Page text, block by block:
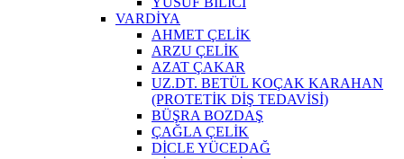
VARDİYA
AHMET ÇELİK
ARZU ÇELİK
AZAT ÇAKAR
UZ.DT. BETÜL KOÇAK KARAHAN
(PROTETİK DİŞ TEDAVİSİ)
BÜŞRA BOZDAŞ
ÇAĞLA ÇELİK
DİCLE YÜCEDAĞ